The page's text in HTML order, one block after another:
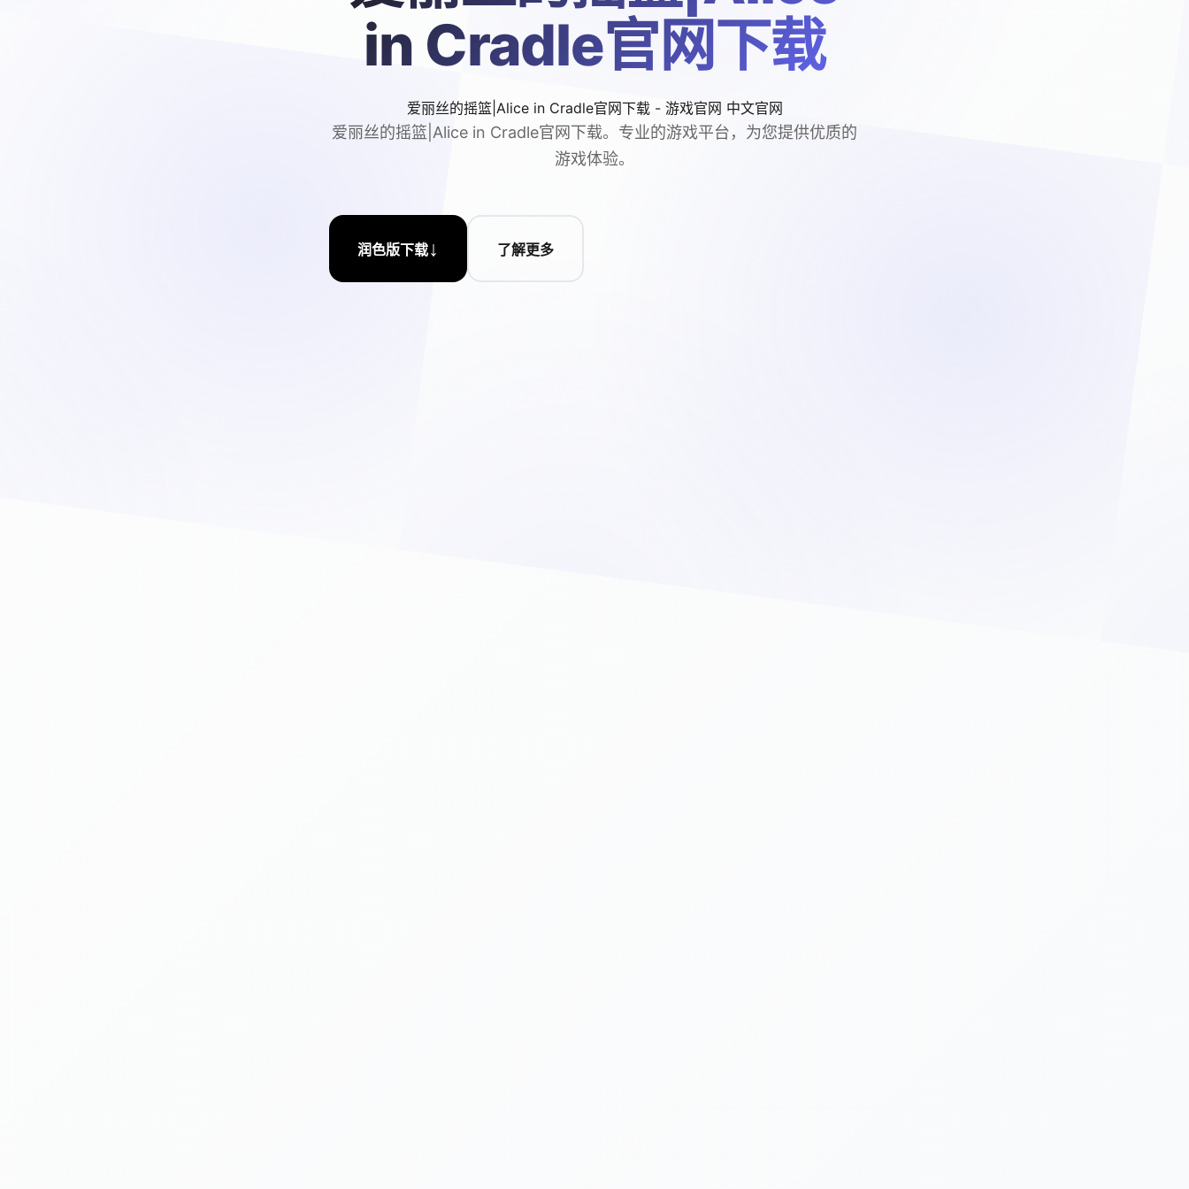
in Cradle官网下载
爱丽丝的摇篮|Alice in Cradle官网下载 - 游戏官网 中文官网
爱丽丝的摇篮|Alice in Cradle官网下载。专业的游戏平台，为您提供优质的
游戏体验。
润色版下载↓ 了解更多